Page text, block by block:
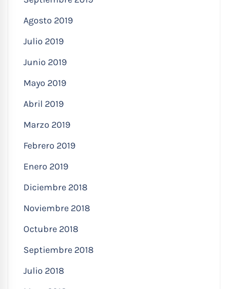
Agosto 2019
Julio 2019
Junio 2019
Mayo 2019
Abril 2019
Marzo 2019
Febrero 2019
Enero 2019
Diciembre 2018
Noviembre 2018
Octubre 2018
Septiembre 2018
Julio 2018